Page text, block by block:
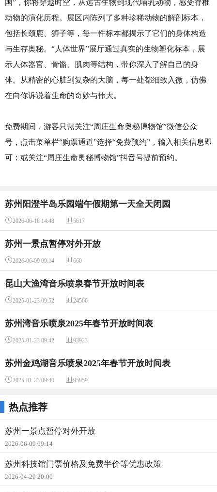
国”，你将穿越时空，从远古生物到现代哺乳动物，感受脊椎
动物的演化历程。展区内陈列了多种珍稀动物的解剖标本，
包括长颈鹿、狮子等，每一件标本都揭示了它们的身体构造
与生存奥秘。“人体世界”展厅通过真实的生物塑化标本，展
示人体器官、骨骼、肌肉等结构，带你深入了解自己的身
体。从精密的心脏到复杂的大脑，每一处都细致入微，仿佛
在向你诉说着生命的奇妙与伟大。
免费期间，游客只需关注“周庄生命奥秘博物馆”微信公众
号，点击菜单栏“购票通道”选择“免费预约”，输入相关信息即
可；或关注“周庄生命奥秘博物馆”抖音号提前预约。
苏州阳澄半岛乐园端午假期第一天全天闭园
2026-06-18 14:48  5617
苏州一景点暂停对外开放
2026-06-09 09:14  660
昆山大渔湾音乐喷泉春节开放时间表
2025-01-23 09:52  24566
苏州湾音乐喷泉2025年春节开放时间表
2025-01-23 09:42  93923
苏州金鸡湖音乐喷泉2025年春节开放时间表
2025-01-23 09:40  95959
热点推荐
苏州一景点暂停对外开放
2026-06-09 09:14
苏州科技馆门票价格及免费半价等优惠政策
2026-04-29 20:00